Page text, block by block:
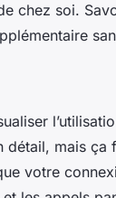
chez soi.
détail, mais
votre